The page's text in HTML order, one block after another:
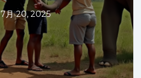
7月 20, 2025